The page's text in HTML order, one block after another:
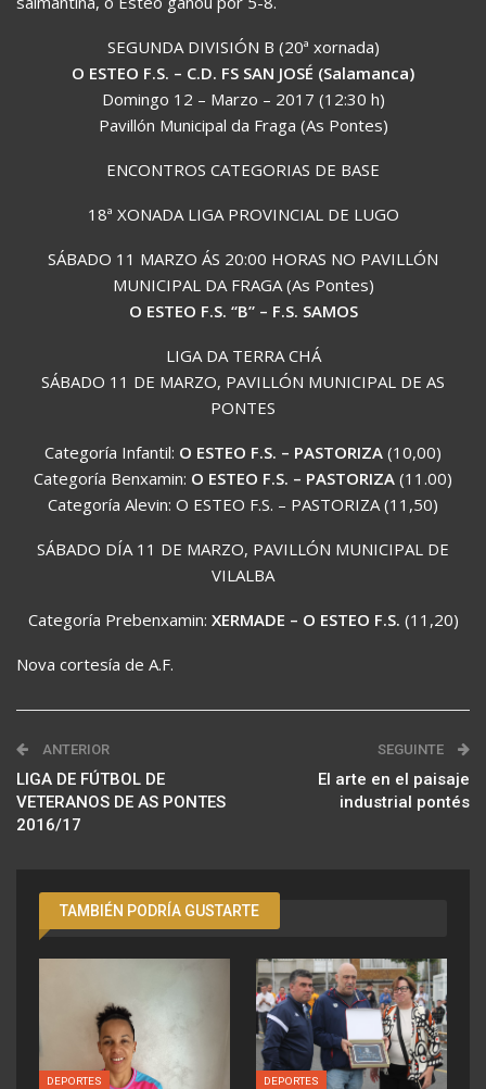
SEGUNDA DIVISIÓN B (20ª xornada)
O ESTEO F.S. – C.D. FS SAN JOSÉ (Salamanca)
Domingo 12 – Marzo – 2017 (12:30 h)
Pavillón Municipal da Fraga (As Pontes)
ENCONTROS CATEGORIAS DE BASE
18ª XONADA LIGA PROVINCIAL DE LUGO
SÁBADO 11 MARZO ÁS 20:00 HORAS NO PAVILLÓN
MUNICIPAL DA FRAGA (As Pontes)
O ESTEO F.S. “B” – F.S. SAMOS
LIGA DA TERRA CHÁ
SÁBADO 11 DE MARZO, PAVILLÓN MUNICIPAL DE AS
PONTES
Categoría Infantil: O ESTEO F.S. – PASTORIZA (10,00)
Categoría Benxamin: O ESTEO F.S. – PASTORIZA (11.00)
Categoría Alevin: O ESTEO F.S. – PASTORIZA (11,50)
SÁBADO DÍA 11 DE MARZO, PAVILLÓN MUNICIPAL DE
VILALBA
Categoría Prebenxamin: XERMADE – O ESTEO F.S. (11,20)
Nova cortesía de A.F.
ANTERIOR
LIGA DE FÚTBOL DE
VETERANOS DE AS PONTES
2016/17
SEGUINTE
El arte en el paisaje
industrial pontés
TAMBIÉN PODRÍA GUSTARTE
DEPORTES DEPORTES